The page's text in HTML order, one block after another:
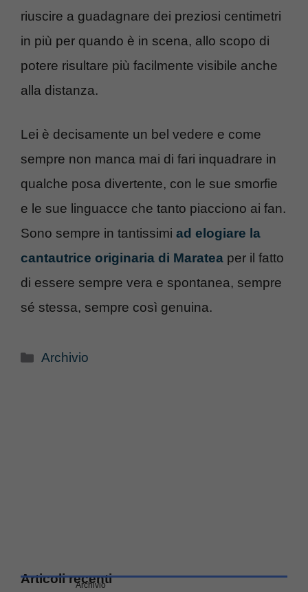
riuscire a guadagnare dei preziosi centimetri
in più per quando è in scena, allo scopo di
potere risultare più facilmente visibile anche
alla distanza.
Lei è decisamente un bel vedere e come
sempre non manca mai di fari inquadrare in
qualche posa divertente, con le sue smorfie
e le sue linguacce che tanto piacciono ai fan.
Sono sempre in tantissimi ad elogiare la
cantautrice originaria di Maratea per il fatto
di essere sempre vera e spontanea, sempre
sé stessa, sempre così genuina.
Categorie
Archivio
Articoli recenti
Archivio